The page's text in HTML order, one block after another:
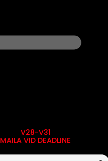
V28-V31
MAILA VID DEADLINE